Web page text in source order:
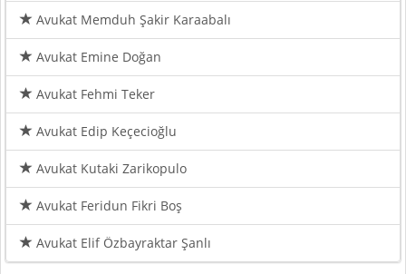
Avukat Memduh Şakir Karaabalı
Avukat Emine Doğan
Avukat Fehmi Teker
Avukat Edip Keçecioğlu
Avukat Kutaki Zarikopulo
Avukat Feridun Fikri Boş
Avukat Elif Özbayraktar Şanlı